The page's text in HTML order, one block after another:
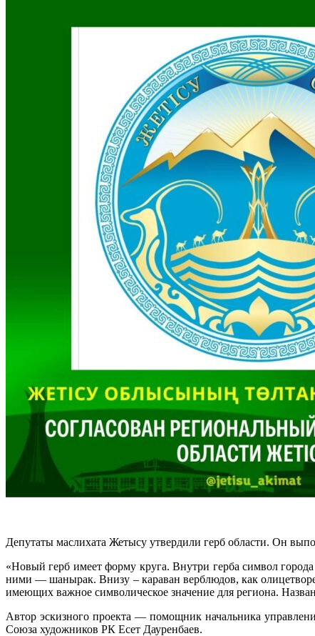
Депутаты маслихата Жетысу утвердили герб области. Он
«Новый герб имеет форму круга. Внутри герба символ
ними — шанырак. Внизу – караван верблюдов, как
имеющих важное символическое значение для региона.
Автор эскизного проекта — помощник начальника
Союза художников РК Есет Дауренбаев.